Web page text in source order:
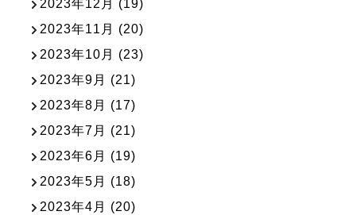
2023年12月 (19)
2023年11月 (20)
2023年10月 (23)
2023年9月 (21)
2023年8月 (17)
2023年7月 (21)
2023年6月 (19)
2023年5月 (18)
2023年4月 (20)